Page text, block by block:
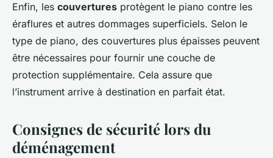
Enfin, les couvertures protègent le piano contre les
éraflures et autres dommages superficiels. Selon le
type de piano, des couvertures plus épaisses peuvent
être nécessaires pour fournir une couche de
protection supplémentaire. Cela assure que
l’instrument arrive à destination en parfait état.
Consignes de sécurité lors du
déménagement